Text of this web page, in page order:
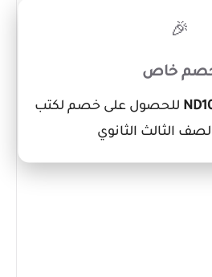
(1)
🎉
خاص
للحصول على خصم لكتب
الثالث الثانوي